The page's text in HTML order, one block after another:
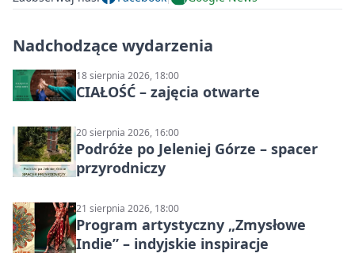
Nadchodzące wydarzenia
18 sierpnia 2026, 18:00
CIAŁOŚĆ – zajęcia otwarte
20 sierpnia 2026, 16:00
Podróże po Jeleniej Górze – spacer
przyrodniczy
21 sierpnia 2026, 18:00
Program artystyczny „Zmysłowe
Indie” – indyjskie inspiracje